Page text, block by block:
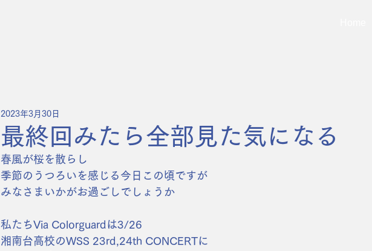
最終回みたら全部見た気になる
2023年3月30日
春風が桜を散らし
季節のうつろいを感じる今日この頃ですが
みなさまいかがお過ごしでしょうか
私たちVia Colorguardは3/26
湘南台高校のWSS 23rd,24th CONCERTに